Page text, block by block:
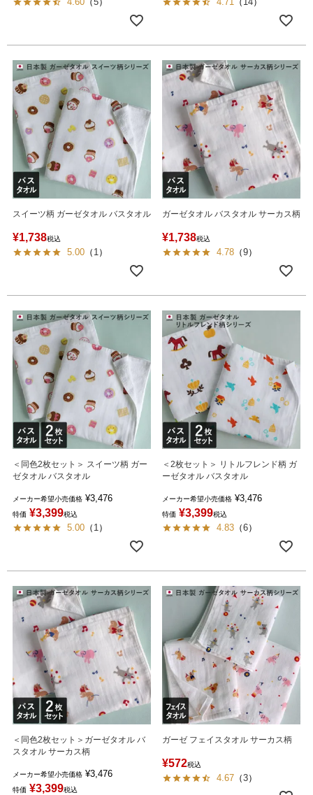
スイーツ柄 ガーゼタオル バスタオル
¥1,738税込
5.00 （ 1）
ガーゼタオル バスタオル サーカス柄
¥1,738税込
4.78 （9）
＜同色2枚セット＞ スイーツ柄 ガー
ゼタオル バスタオル
メーカー希望小売価格 ¥3,476
特価 ¥3,399税込
5.00 （ 1）
＜2枚セット＞ リトルフレンド柄 ガ
ーゼタオル バスタオル
メーカー希望小売価格 ¥3,476
特価 ¥3,399税込
4.83 （6）
＜同色2枚セット＞ガーゼタオル バ
スタオル サーカス柄
メーカー希望小売価格 ¥3,476
特価 ¥3,399税込
ガーゼ フェイスタオル サーカス柄
¥572税込
4.67 （3）